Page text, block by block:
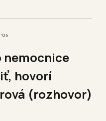
nemocnice
hovorí
(rozhovor)